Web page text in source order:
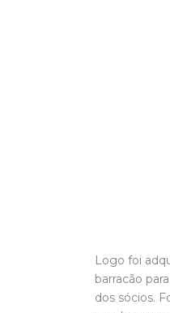
Logo foi
barracão
dos sócios.